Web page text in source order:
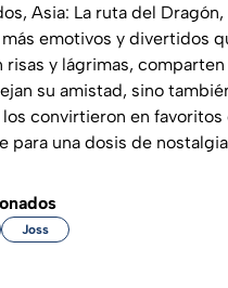
Asia: La ruta del
emotivos y divertidos
risas y lágrimas,
su amistad, sino
los convirtieron en
para una dosis de
Joss